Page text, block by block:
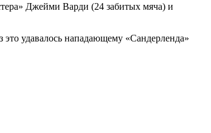
Джейми Варди (24 забитых мяча) и
удавалось нападающему «Сандерленда»